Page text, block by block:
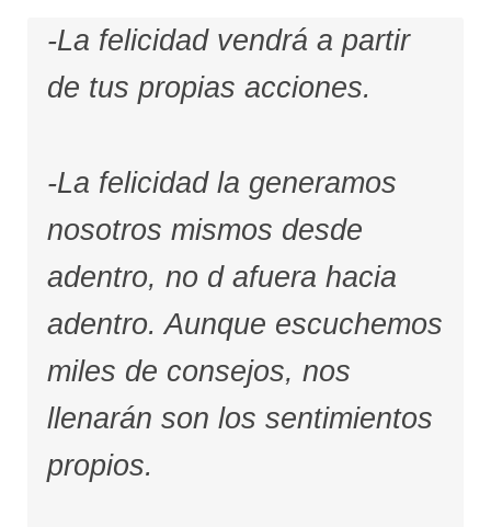
-La felicidad vendrá a partir
de tus propias acciones.
-La felicidad la generamos
nosotros mismos desde
adentro, no d afuera hacia
adentro. Aunque escuchemos
miles de consejos, nos
llenarán son los sentimientos
propios.